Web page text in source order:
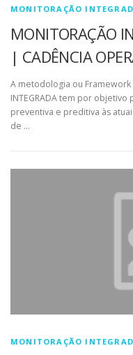
MONITORAÇÃO
MONITORAÇÃO
| CADÊNCIA
A metodologia ou Framework
INTEGRADA tem por
preventiva e preditiva às
de …
MONITORAÇÃO